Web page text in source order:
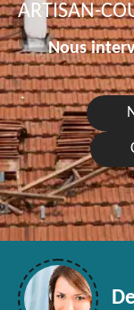
ARTISAN-
Nous